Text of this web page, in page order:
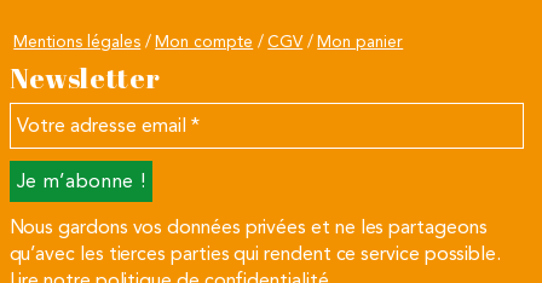
Mentions légales Mon compte CGV Mon panier
Newsletter
Votre
email
Nous gardons vos données privées et ne les partageons
qu’avec les tierces parties qui rendent ce service possible.